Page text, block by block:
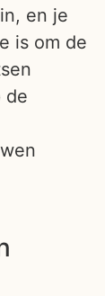
en je
is om de
de